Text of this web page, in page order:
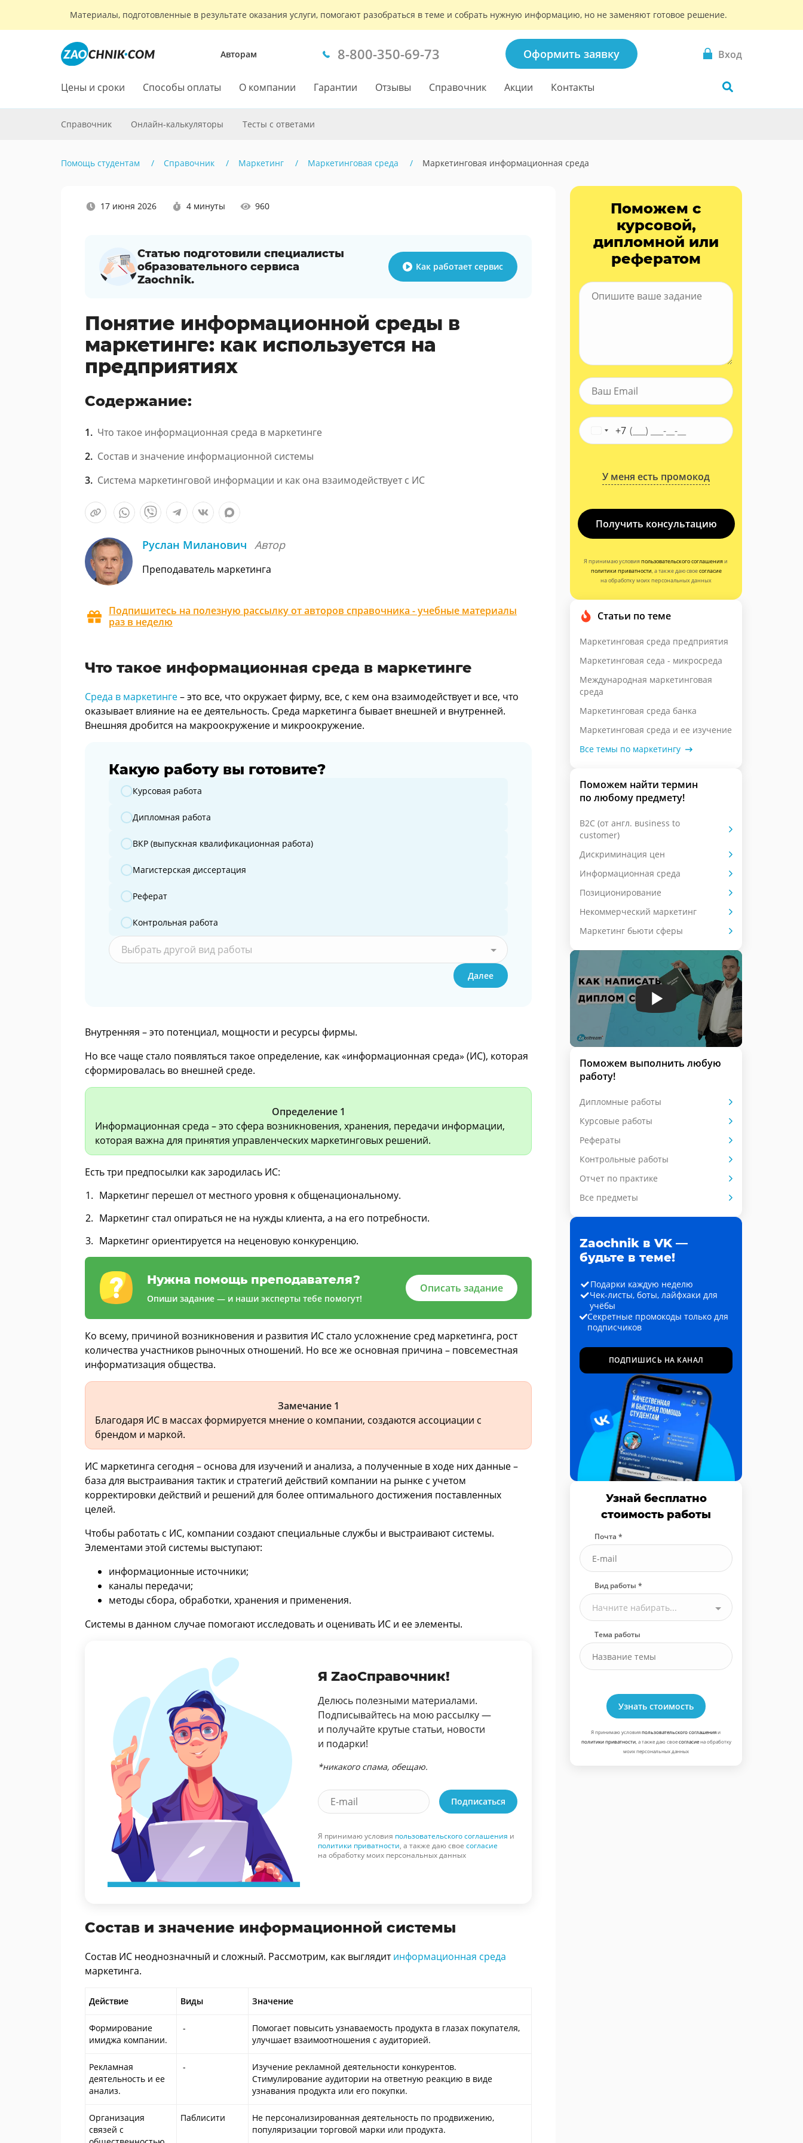
Материалы, подготовленные в результате оказания услуги, помогают разобраться в теме и собрать нужную информацию, но не заменяют готовое решение.
Авторам 8-800-350-69-73 Оформить заявку Вход
Цены и сроки Способы оплаты О компании Гарантии Отзывы Справочник Акции Контакты
Справочник Онлайн-калькуляторы Тесты с ответами
Помощь студентам Справочник Маркетинг Маркетинговая среда Маркетинговая информационная среда
17 июня 2026 4 минуты 960
Статью подготовили специалисты
образовательного сервиса
Zaochnik.
Как работает сервис
Понятие информационной среды в
маркетинге: как используется на
предприятиях
Содержание:
Что такое информационная среда в маркетинге
Состав и значение информационной системы
Система маркетинговой информации и как она взаимодействует с ИС
Руслан Миланович Автор
Преподаватель маркетинга
Подпишитесь на полезную рассылку от авторов справочника - учебные материалы
раз в неделю
Что такое информационная среда в маркетинге
Среда в маркетинге– это все, что окружает фирму, все, с кем она взаимодействует и все, что
оказывает влияние на ее деятельность. Среда маркетинга бывает внешней и внутренней.
Внешняя дробится на макроокружение и микроокружение.
Какую работу вы готовите?
Какую работу вы готовите?
Курсовая работа
Дипломная работа
ВКР (выпускная квалификационная работа)
Магистерская диссертация
Реферат
Контрольная работа
Выбрать другой вид работы
Далее
Внутренняя – это потенциал, мощности и ресурсы фирмы.
Но все чаще стало появляться такое определение, как «информационная среда» (ИС), которая
сформировалась во внешней среде.
Определение 1
Информационная среда – это сфера возникновения, хранения, передачи информации,
которая важна для принятия управленческих маркетинговых решений.
Есть три предпосылки как зародилась ИС:
Маркетинг перешел от местного уровня к общенациональному.
Маркетинг стал опираться не на нужды клиента, а на его потребности.
Маркетинг ориентируется на неценовую конкуренцию.
Нужна помощь преподавателя?
Опиши задание — и наши эксперты тебе помогут!
Описать задание
Ко всему, причиной возникновения и развития ИС стало усложнение сред маркетинга, рост
количества участников рыночных отношений. Но все же основная причина – повсеместная
информатизация общества.
Замечание 1
Благодаря ИС в массах формируется мнение о компании, создаются ассоциации с
брендом и маркой.
ИС маркетинга сегодня – основа для изучений и анализа, а полученные в ходе них данные –
база для выстраивания тактик и стратегий действий компании на рынке с учетом
корректировки действий и решений для более оптимального достижения поставленных
целей.
Чтобы работать с ИС, компании создают специальные службы и выстраивают системы.
Элементами этой системы выступают:
информационные источники;
каналы передачи;
методы сбора, обработки, хранения и применения.
Системы в данном случае помогают исследовать и оценивать ИС и ее элементы.
Я ZaoСправочник!
Делюсь полезными материалами.
Подписывайтесь на мою рассылку —
и получайте крутые статьи, новости
и подарки!
*никакого спама, обещаю.
Подписаться
Я принимаю условия пользовательского соглашения и
политики приватности, а также даю свое согласие
на обработку моих персональных данных
Состав и значение информационной системы
Состав ИС неоднозначный и сложный. Рассмотрим, как выглядитинформационная среда
маркетинга.
Действие Виды Значение
Формирование
имиджа компании.
-
Помогает повысить узнаваемость продукта в глазах покупателя,
улучшает взаимоотношения с аудиторией.
Рекламная
деятельность и ее
анализ.
-
Изучение рекламной деятельности конкурентов.
Стимулирование аудитории на ответную реакцию в виде
узнавания продукта или его покупки.
Организация
связей с
Паблисити
Не персонализированная деятельность по продвижению,
популяризации торговой марки или продукта.
Поможем с
курсовой,
дипломной или
рефератом
+7
У меня есть промокод
Получить консультацию
Я принимаю условияпользовательского соглашенияи
политики приватности, а также даю своесогласие
на обработку моих персональных данных
Статьи по теме
Маркетинговая среда предприятия
Маркетинговая седа - микросреда
Международная маркетинговая
среда
Маркетинговая среда банка
Маркетинговая среда и ее изучение
Все темы по маркетингу
Поможем найти термин
по любому предмету!
B2C (от англ. вusiness to
сustomer)
Дискриминация цен
Информационная среда
Позиционирование
Некоммерческий маркетинг
Маркетинг бьюти сферы
Поможем выполнить любую
работу!
Дипломные работы
Курсовые работы
Рефераты
Контрольные работы
Отчет по практике
Все предметы
Zaochnik в VK —
будьте в теме!
Подарки каждую неделю
Чек-листы, боты, лайфхаки для
учёбы
Секретные промокоды только для
подписчиков
ПОДПИШИСЬ НА КАНАЛ
Узнай бесплатно
стоимость работы
Почта *
Вид работы *
Начните набирать...
Тема работы
Узнать стоимость
Я принимаю условияпользовательского соглашенияи
политики приватности, а также даю своесогласиена обработку
моих персональных данных